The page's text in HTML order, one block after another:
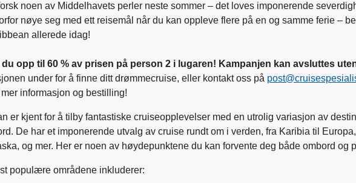
noen av Middelhavets perler neste sommer – det loves imponerende
nøye seg med ett reisemål når du kan oppleve flere på en og samme ferie –
allerede idag!
opp til 60 % av prisen på person 2 i lugaren! Kampanjen kan avsluttes
under for å finne ditt drømmecruise, eller kontakt oss på
informasjon og bestilling!
er kjent for å tilby fantastiske cruiseopplevelser med en utrolig variasjon av
De har et imponerende utvalg av cruise rundt om i verden, fra Karibia til
og mer. Her er noen av høydepunktene du kan forvente deg både ombord og
populære områdene inkluderer: